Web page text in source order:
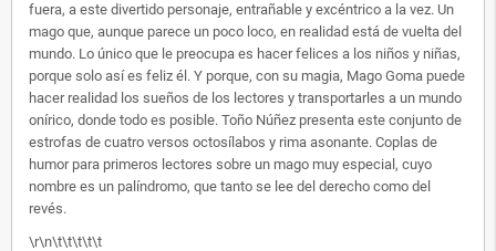
fuera, a este divertido personaje, entrañable y excéntrico a la vez. Un
mago que, aunque parece un poco loco, en realidad está de vuelta del
mundo. Lo único que le preocupa es hacer felices a los niños y niñas,
porque solo así es feliz él. Y porque, con su magia, Mago Goma puede
hacer realidad los sueños de los lectores y transportarles a un mundo
onírico, donde todo es posible. Toño Núñez presenta este conjunto de
estrofas de cuatro versos octosílabos y rima asonante. Coplas de
humor para primeros lectores sobre un mago muy especial, cuyo
nombre es un palíndromo, que tanto se lee del derecho como del
revés.
\r\n\t\t\t\t\t